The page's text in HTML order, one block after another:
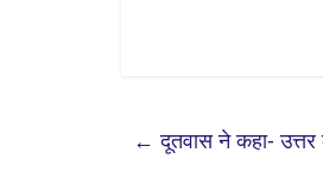
← दूतवास ने कहा- उत्तर